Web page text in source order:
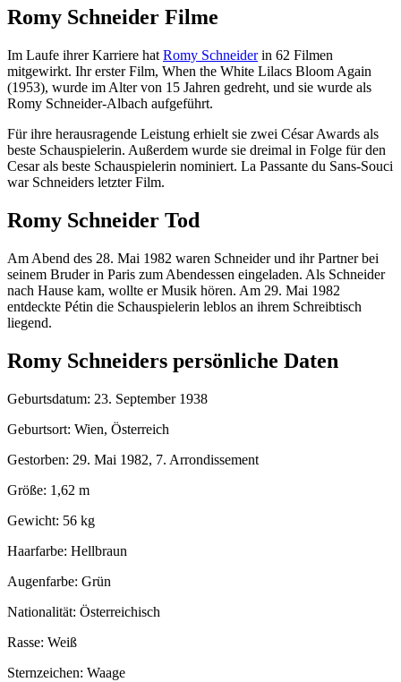
Romy Schneider Filme
Im Laufe ihrer Karriere hat Romy Schneiderin 62 Filmen
mitgewirkt. Ihr erster Film, When the White Lilacs Bloom Again
(1953), wurde im Alter von 15 Jahren gedreht, und sie wurde als
Romy Schneider-Albach aufgeführt.
Für ihre herausragende Leistung erhielt sie zwei César Awards als
beste Schauspielerin. Außerdem wurde sie dreimal in Folge für den
Cesar als beste Schauspielerin nominiert. La Passante du Sans-Souci
war Schneiders letzter Film.
Romy Schneider Tod
Am Abend des 28. Mai 1982 waren Schneider und ihr Partner bei
seinem Bruder in Paris zum Abendessen eingeladen. Als Schneider
nach Hause kam, wollte er Musik hören. Am 29. Mai 1982
entdeckte Pétin die Schauspielerin leblos an ihrem Schreibtisch
liegend.
Romy Schneiders persönliche Daten
Geburtsdatum: 23. September 1938
Geburtsort: Wien, Österreich
Gestorben: 29. Mai 1982, 7. Arrondissement
Größe: 1,62 m
Gewicht: 56 kg
Haarfarbe: Hellbraun
Augenfarbe: Grün
Nationalität: Österreichisch
Rasse: Weiß
Sternzeichen: Waage